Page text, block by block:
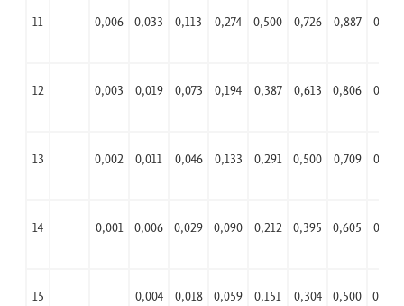
11 0,006 0,033 0,113 0,274 0,500 0,726 0,887 0,967
12 0,003 0,019 0,073 0,194 0,387 0,613 0,806 0,927
13 0,002 0,011 0,046 0,133 0,291 0,500 0,709 0,867
14 0,001 0,006 0,029 0,090 0,212 0,395 0,605 0,788
15 0,004 0,018 0,059 0,151 0,304 0,500 0,696